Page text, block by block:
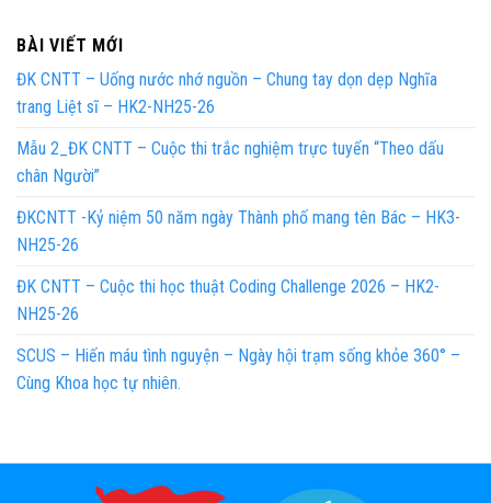
BÀI VIẾT MỚI
ĐK CNTT – Uống nước nhớ nguồn – Chung tay dọn dẹp Nghĩa
trang Liệt sĩ – HK2-NH25-26
Mẫu 2_ĐK CNTT – Cuộc thi trắc nghiệm trực tuyến “Theo dấu
chân Người”
ĐKCNTT -Kỷ niệm 50 năm ngày Thành phố mang tên Bác – HK3-
NH25-26
ĐK CNTT – Cuộc thi học thuật Coding Challenge 2026 – HK2-
NH25-26
SCUS – Hiến máu tình nguyện – Ngày hội trạm sống khỏe 360° –
Cùng Khoa học tự nhiên.